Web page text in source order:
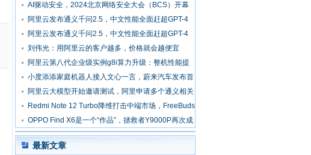
AI驱动安全，2024北京网络安全大会（BCS）开幕
阿里云发布通义千问2.5，中文性能全面赶超GPT-4
Turbo，中文能力
阿里云发布通义千问2.5，中文性能全面赶超GPT-4
Turbo
刘伟光：用阿里云的客户越多，价格就会越便宜
阿里云第八代企业级实例g8i算力升级：整机性能提
升85% AI推理最
小度添添家庭机器人接入文心一言，蔚来汽车发布首
款智能手机
阿里云大模型开始邀请测试，阿里申请多个通义相关
商标
Redmi Note 12 Turbo降维打击中端市场，FreeBuds
5“水滴”造型
OPPO Find X6是一个“作品”，拯救者Y9000P再次成
为标杆
最新文章